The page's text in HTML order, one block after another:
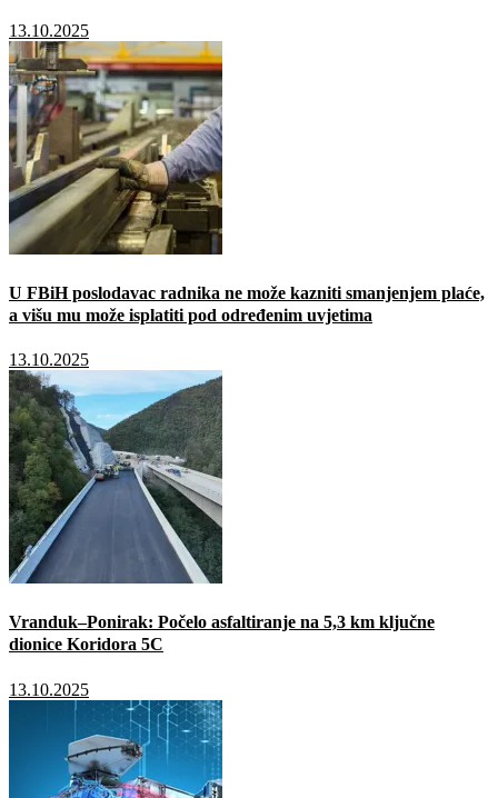
13.10.2025
U FBiH poslodavac radnika ne može kazniti smanjenjem plaće,
a višu mu može isplatiti pod određenim uvjetima
13.10.2025
Vranduk–Ponirak: Počelo asfaltiranje na 5,3 km ključne
dionice Koridora 5C
13.10.2025